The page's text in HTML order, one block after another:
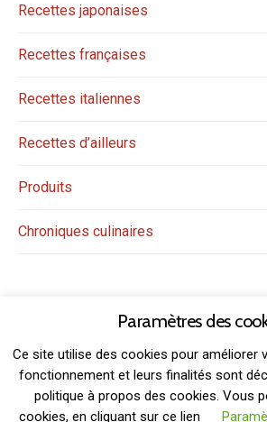
Recettes japonaises
Recettes françaises
Recettes italiennes
Recettes d’ailleurs
Produits
Chroniques culinaires
THEME: GRIDSBY BY
Paramètres des
Ce site utilise des cookies pour améliorer
fonctionnement et leurs finalités sont
politique à propos des cookies. Vous
cookies, en cliquant sur ce lien